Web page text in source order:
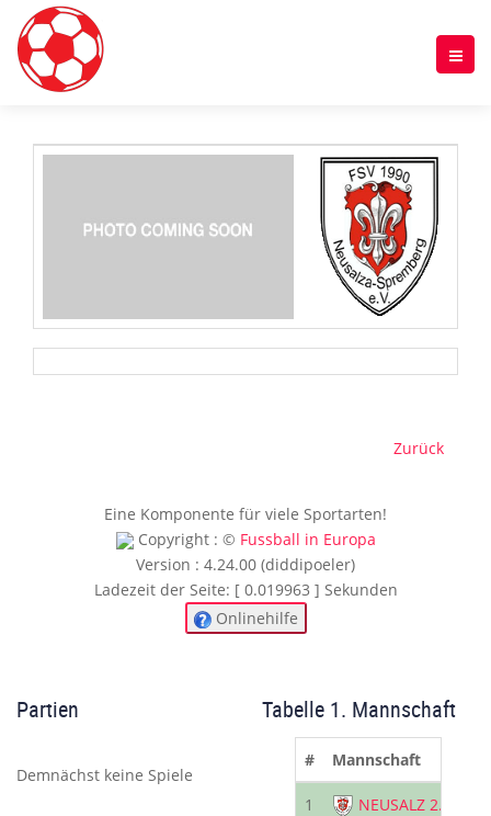
Zurück
Eine Komponente für viele Sportarten!
Copyright : © Fussball in Europa
Version : 4.24.00 (diddipoeler)
Ladezeit der Seite: [ 0.019963 ] Sekunden
Onlinehilfe
Partien
Demnächst keine Spiele
Tabelle 1. Mannschaft
# Mannschaft
1 NEUSALZ 2.